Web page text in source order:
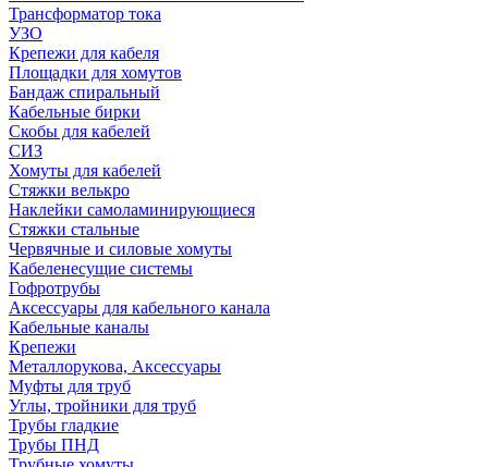
Трансформатор тока
УЗО
Крепежи для кабеля
Площадки для хомутов
Бандаж спиральный
Кабельные бирки
Cкобы для кабелей
СИЗ
Хомуты для кабелей
Стяжки велькро
Наклейки самоламинирующиеся
Стяжки стальные
Червячные и силовые хомуты
Кабеленесущие системы
Гофротрубы
Аксессуары для кабельного канала
Кабельные каналы
Крепежи
Металлорукова, Аксессуары
Муфты для труб
Углы, тройники для труб
Трубы гладкие
Трубы ПНД